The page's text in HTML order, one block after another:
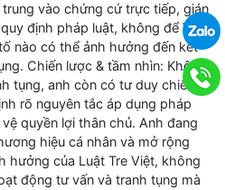
trung vào chứng cứ trực tiếp, gián
định pháp luật, không để lọt
nào có thể ảnh hưởng đến kết
Chiến lược & tầm nhìn: Không
tụng, anh còn có tư duy chiến
rõ nguyên tắc áp dụng pháp
quyền lợi thân chủ. Anh đang
hiệu cá nhân và mở rộng
hưởng của Luật Tre Việt, không
động tư vấn và tranh tụng mà
.
.